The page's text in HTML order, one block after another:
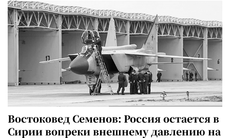
Востоковед Семенов: Россия остается в
Сирии вопреки внешнему давлению на